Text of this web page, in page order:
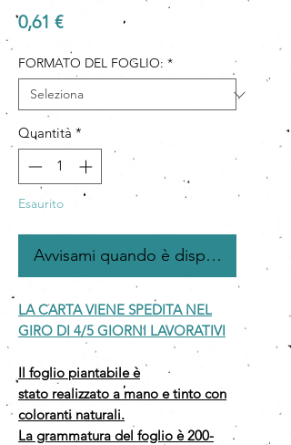
0,61 €Prezzo
FORMATO DEL FOGLIO: *
Quantità *
Esaurito
Avvisami quando è disponibile
LA CARTA VIENE SPEDITA NEL
GIRO DI 4/5 GIORNI LAVORATIVI
Il foglio piantabile è
stato realizzato a mano e tinto con
coloranti naturali.
La grammatura del foglio è 200-